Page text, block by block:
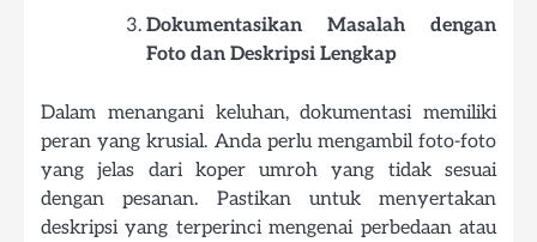
Dokumentasikan Masalah dengan
Foto dan Deskripsi Lengkap
Dalam menangani keluhan, dokumentasi memiliki
peran yang krusial. Anda perlu mengambil foto-foto
yang jelas dari koper umroh yang tidak sesuai
dengan pesanan. Pastikan untuk menyertakan
deskripsi yang terperinci mengenai perbedaan atau